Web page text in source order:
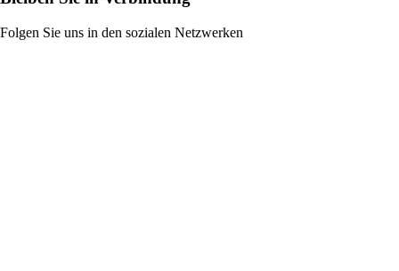
Folgen Sie uns in den sozialen Netzwerken